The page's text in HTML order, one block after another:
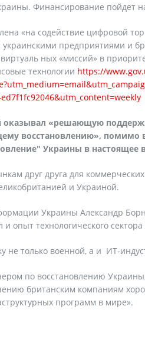
Финансирование пойдет
​​«на содействие цифровой
предприятиями и
ных «миссий» в
технологии https://
оказывал «решающую
восстановлению», помимо
Украины в настоящее
друг друга для
и Украиной.
Украины Александр
опыт технологического
не только военной, а и ИТ-
по восстановлению
британским компаниям
программ в мире».